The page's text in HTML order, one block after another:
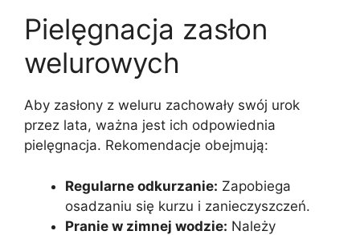
Pielęgnacja zasłon
welurowych
Aby zasłony z weluru zachowały swój urok
przez lata, ważna jest ich odpowiednia
pielęgnacja. Rekomendacje obejmują:
Regularne odkurzanie: Zapobiega
osadzaniu się kurzu i zanieczyszczeń.
Pranie w zimnej wodzie: Należy